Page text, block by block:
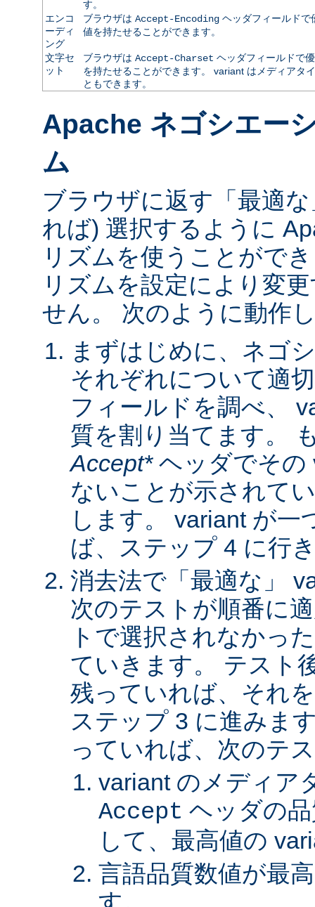
す。
エンコ
ーディ
ング
ブラウザは Accept-Encodingヘッダフィールドで
値を持たせることができます。
文字セ
ット
ブラウザは Accept-Charset ヘッダフィールドで
を持たせることができます。 variant はメディアタ
ともできます。
Apache ネゴシエー
ム
ブラウザに返す「最適
れば) 選択するように
リズムを使うことがで
リズムを設定により変
せん。 次のように動作
まずはじめに、ネゴ
それぞれについて適
フィールドを調べ、
質を割り当てます。
Accept*ヘッダでその
ないことが示されて
します。 variant が
ば、ステップ 4 に行
消去法で「最適な」
次のテストが順番に
トで選択されなかっ
ていきます。 テスト
残っていれば、それ
ステップ 3 に進みま
っていれば、次のテ
variant のメディア
Accept ヘッダの
して、最高値の
言語品質数値が最
す。